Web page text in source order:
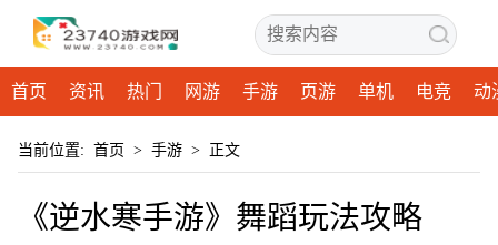
首页 资讯 热门 网游 手游 页游 单机 电竞 动
当前位置: 首页 > 手游 > 正文
《逆水寒手游》舞蹈玩法攻略